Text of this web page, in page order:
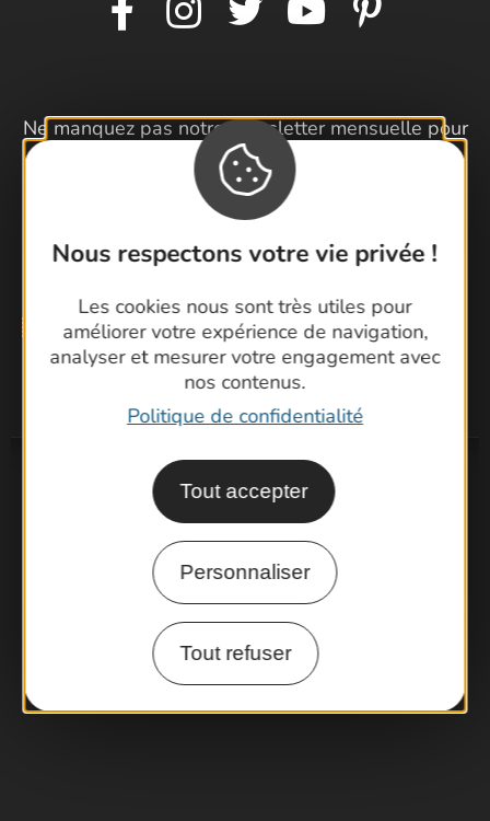
Nous respectons votre vie privée !
Les cookies nous sont très utiles pour
améliorer votre expérience de navigation,
analyser et mesurer votre engagement avec
nos contenus.
Politique de confidentialité
Tout accepter
Personnaliser
Tout refuser
Ne manquez pas notre newsletter mensuelle pour
bénéficier d’informations exclusives et profiter
pleinement de votre séjour dans le Gard.
Je m'inscris à la newsletter